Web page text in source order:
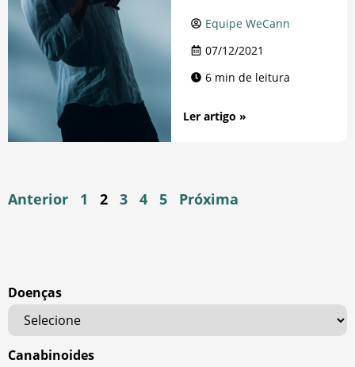
Equipe WeCann
07/12/2021
6 min de leitura
Ler artigo »
Anterior 1 2 3 4 5 Próxima
Doenças
Canabinoides